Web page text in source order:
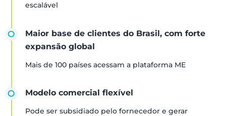
escalável
Maior base de clientes do Brasil, com forte
expansão global
Mais de 100 países acessam a plataforma ME
Modelo comercial flexível
Pode ser subsidiado pelo fornecedor e gerar